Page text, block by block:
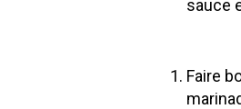
sauce
Faire